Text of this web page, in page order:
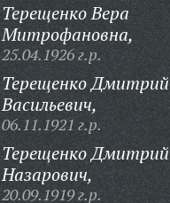
Терещенко Вера
Митрофановна,
25.04.1926 г.р.
Терещенко Дмитрий
Васильевич,
06.11.1921 г.р.
Терещенко Дмитрий
Назарович,
20.09.1919 г.р.